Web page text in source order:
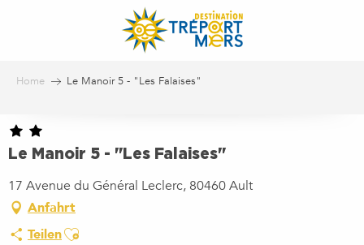
Home Le Manoir 5 - "Les Falaises"
Le Manoir 5 - "Les Falaises"
17 Avenue du Général Leclerc, 80460 Ault
Anfahrt
TeilenAjouter aux favoris